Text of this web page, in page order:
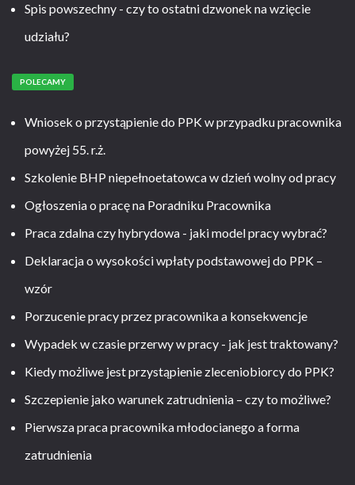
Spis powszechny - czy to ostatni dzwonek na wzięcie
udziału?
POLECAMY
Wniosek o przystąpienie do PPK w przypadku pracownika
powyżej 55. r.ż.
Szkolenie BHP niepełnoetatowca w dzień wolny od pracy
Ogłoszenia o pracę na Poradniku Pracownika
Praca zdalna czy hybrydowa - jaki model pracy wybrać?
Deklaracja o wysokości wpłaty podstawowej do PPK –
wzór
Porzucenie pracy przez pracownika a konsekwencje
Wypadek w czasie przerwy w pracy - jak jest traktowany?
Kiedy możliwe jest przystąpienie zleceniobiorcy do PPK?
Szczepienie jako warunek zatrudnienia – czy to możliwe?
Pierwsza praca pracownika młodocianego a forma
zatrudnienia